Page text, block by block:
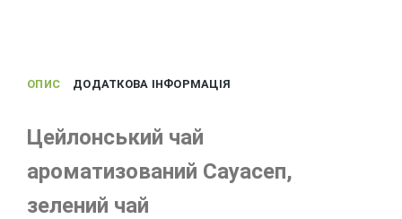
ОПИС ДОДАТКОВА ІНФОРМАЦІЯ
Цейлонський чай
ароматизований Сауасеп,
зелений чай